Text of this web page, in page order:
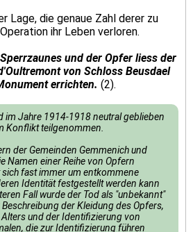
Lage, die genaue Zahl derer zu
ihr Leben verloren.
und der Opfer liess der
von Schloss Beusdael
errichten. (2).
im Jahre 1914-1918 neutral geblieben
Konflikt teilgenommen.
der Gemeinden Gemmenich und
Namen einer Reihe von Opfern
fast immer um entkommene
Identität festgestellt werden kann
Fall wurde der Tod als "unbekannt"
der Kleidung des Opfers,
und der Identifizierung von
die zur Identifizierung führen